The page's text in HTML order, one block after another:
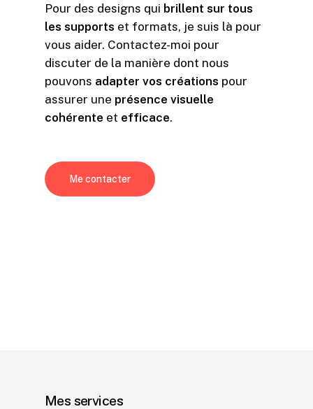
Pour des designs qui brillent sur tous
les supports et formats, je suis là pour
vous aider. Contactez-moi pour
discuter de la manière dont nous
pouvons adapter vos créations pour
assurer une présence visuelle
cohérente et efficace.
Me contacter
Mes services